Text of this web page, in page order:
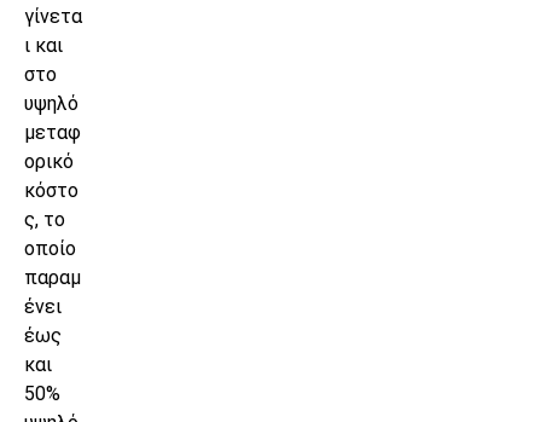
γίνετα
ι και
στο
υψηλό
μεταφ
ορικό
κόστο
ς, το
οποίο
παραμ
ένει
έως
και
50%